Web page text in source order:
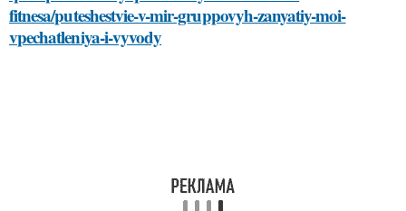
fitnesa/puteshestvie-v-mir-gruppovyh-zanyatiy-moi-
vpechatleniya-i-vyvody